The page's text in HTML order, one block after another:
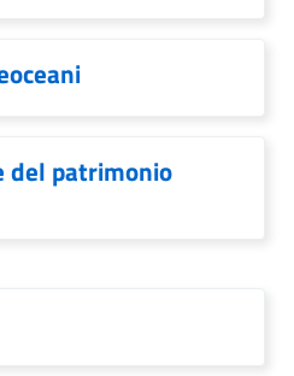
del patrimonio